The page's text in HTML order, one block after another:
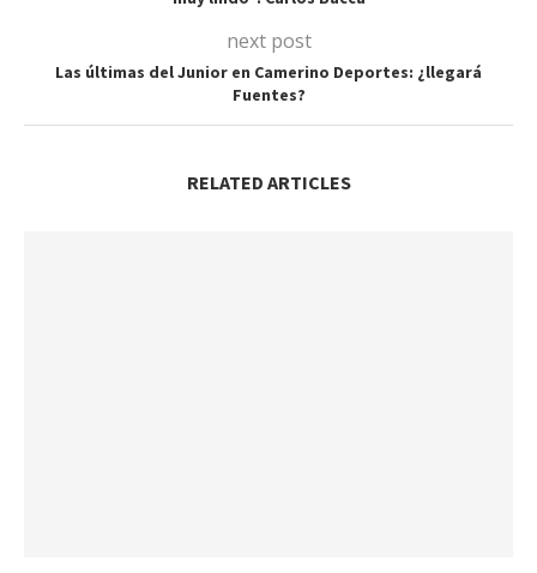
next post
Las últimas del Junior en Camerino Deportes: ¿llegará
Fuentes?
RELATED ARTICLES